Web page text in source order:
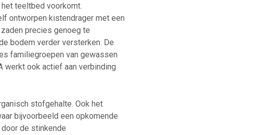
teeltbed voorkomt.
ontworpen kistendrager met een
precies genoeg te
bodem verder versterken. De
familiegroepen van gewassen
werkt ook actief aan verbinding
stofgehalte. Ook het
bijvoorbeeld een opkomende
de stinkende